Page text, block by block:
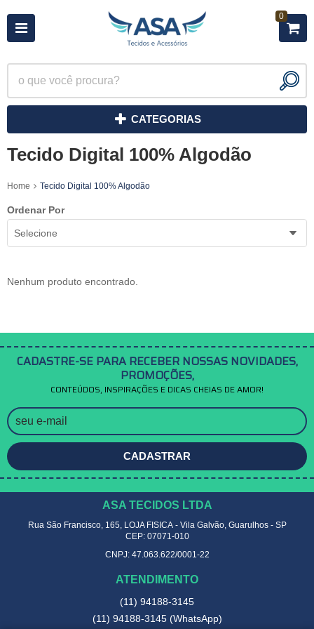
0
CATEGORIAS
Tecido Digital 100% Algodão
Home Tecido Digital 100% Algodão
Ordenar Por
Selecione
Nenhum produto encontrado.
CADASTRE-SE PARA RECEBER NOSSAS NOVIDADES,
PROMOÇÕES,
CONTEÚDOS, INSPIRAÇÕES E DICAS CHEIAS DE AMOR!
CADASTRAR
ASA TECIDOS LTDA
Rua São Francisco, 165, LOJA FISICA- Vila Galvão, Guarulhos- SP
CEP: 07071-010
CNPJ: 47.063.622/0001-22
ATENDIMENTO
(11) 94188-3145
(11) 94188-3145 (WhatsApp)